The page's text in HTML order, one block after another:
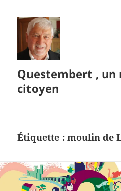
Questembert , un
citoyen
Étiquette :moulin de